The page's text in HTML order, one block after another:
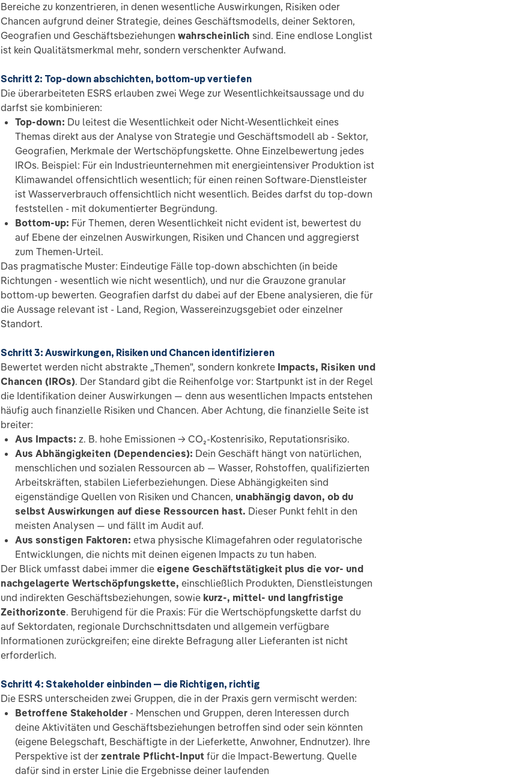
Bereiche zu konzentrieren, in denen wesentliche Auswirkungen, Risiken oder
Chancen aufgrund deiner Strategie, deines Geschäftsmodells, deiner Sektoren,
Geografien und Geschäftsbeziehungen wahrscheinlich sind. Eine endlose Longlist
ist kein Qualitätsmerkmal mehr, sondern verschenkter Aufwand.
Schritt 2: Top-down abschichten, bottom-up vertiefen
Die überarbeiteten ESRS erlauben zwei Wege zur Wesentlichkeitsaussage und du
darfst sie kombinieren:
Top-down: Du leitest die Wesentlichkeit oder Nicht-Wesentlichkeit eines
Themas direkt aus der Analyse von Strategie und Geschäftsmodell ab - Sektor,
Geografien, Merkmale der Wertschöpfungskette. Ohne Einzelbewertung jedes
IROs. Beispiel: Für ein Industrieunternehmen mit energieintensiver Produktion ist
Klimawandel offensichtlich wesentlich; für einen reinen Software-Dienstleister
ist Wasserverbrauch offensichtlich nicht wesentlich. Beides darfst du top-down
feststellen - mit dokumentierter Begründung.
Bottom-up: Für Themen, deren Wesentlichkeit nicht evident ist, bewertest du
auf Ebene der einzelnen Auswirkungen, Risiken und Chancen und aggregierst
zum Themen-Urteil.
Das pragmatische Muster: Eindeutige Fälle top-down abschichten (in beide
Richtungen - wesentlich wie nicht wesentlich), und nur die Grauzone granular
bottom-up bewerten. Geografien darfst du dabei auf der Ebene analysieren, die für
die Aussage relevant ist - Land, Region, Wassereinzugsgebiet oder einzelner
Standort.
Schritt 3: Auswirkungen, Risiken und Chancen identifizieren
Bewertet werden nicht abstrakte „Themen", sondern konkrete Impacts, Risiken und
Chancen (IROs). Der Standard gibt die Reihenfolge vor: Startpunkt ist in der Regel
die Identifikation deiner Auswirkungen — denn aus wesentlichen Impacts entstehen
häufig auch finanzielle Risiken und Chancen. Aber Achtung, die finanzielle Seite ist
breiter:
Aus Impacts: z. B. hohe Emissionen → CO₂-Kostenrisiko, Reputationsrisiko.
Aus Abhängigkeiten (Dependencies): Dein Geschäft hängt von natürlichen,
menschlichen und sozialen Ressourcen ab — Wasser, Rohstoffen, qualifizierten
Arbeitskräften, stabilen Lieferbeziehungen. Diese Abhängigkeiten sind
eigenständige Quellen von Risiken und Chancen, unabhängig davon, ob du
selbst Auswirkungen auf diese Ressourcen hast. Dieser Punkt fehlt in den
meisten Analysen — und fällt im Audit auf.
Aus sonstigen Faktoren: etwa physische Klimagefahren oder regulatorische
Entwicklungen, die nichts mit deinen eigenen Impacts zu tun haben.
Der Blick umfasst dabei immer die eigene Geschäftstätigkeit plus die vor- und
nachgelagerte Wertschöpfungskette, einschließlich Produkten, Dienstleistungen
und indirekten Geschäftsbeziehungen, sowie kurz-, mittel- und langfristige
Zeithorizonte. Beruhigend für die Praxis: Für die Wertschöpfungskette darfst du
auf Sektordaten, regionale Durchschnittsdaten und allgemein verfügbare
Informationen zurückgreifen; eine direkte Befragung aller Lieferanten ist nicht
erforderlich.
Schritt 4: Stakeholder einbinden — die Richtigen, richtig
Die ESRS unterscheiden zwei Gruppen, die in der Praxis gern vermischt werden:
Betroffene Stakeholder - Menschen und Gruppen, deren Interessen durch
deine Aktivitäten und Geschäftsbeziehungen betroffen sind oder sein könnten
(eigene Belegschaft, Beschäftigte in der Lieferkette, Anwohner, Endnutzer). Ihre
Perspektive ist der zentrale Pflicht-Input für die Impact-Bewertung. Quelle
dafür sind in erster Linie die Ergebnisse deiner laufenden